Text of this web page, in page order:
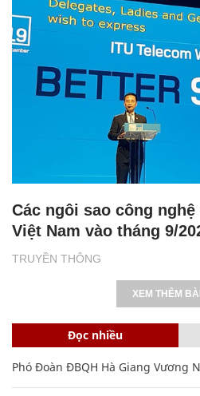
TRUYỀN THÔNG
Các ngôi sao công
Việt Nam vào tháng 9/
XEM THÊM
Đọc nhiều
Phó Đoàn ĐBQH Hà Giang Vương